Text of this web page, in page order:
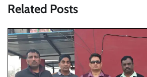
Related Posts